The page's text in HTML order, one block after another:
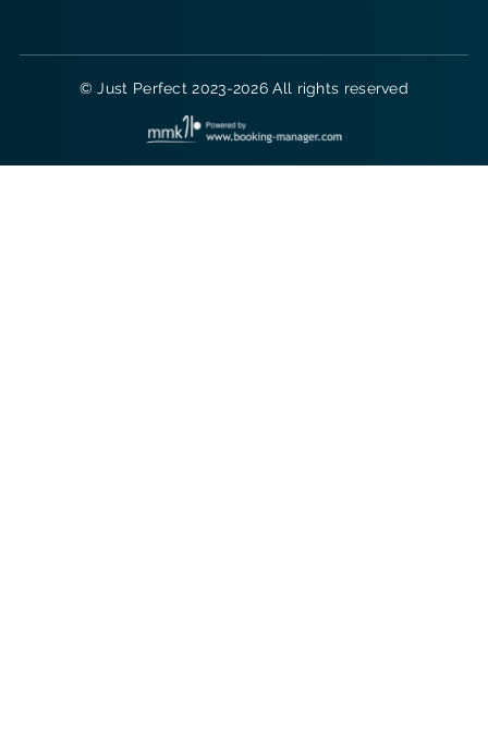
© Just Perfect 2023-2026 All rights reserved